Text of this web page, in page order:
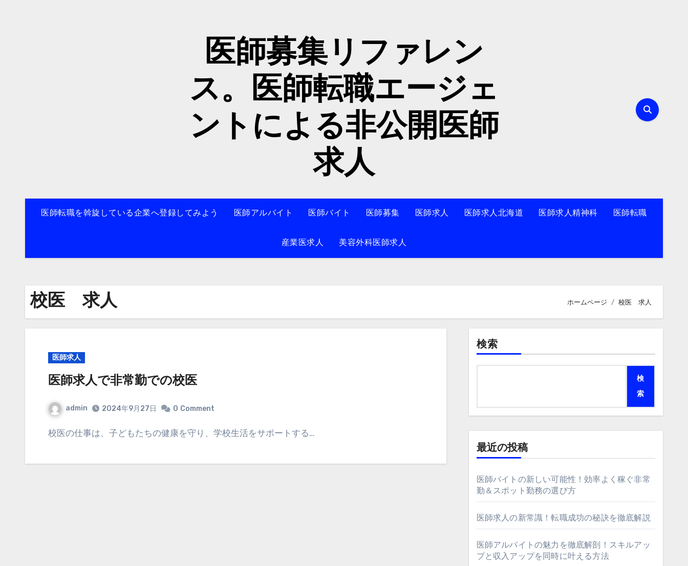
医師募集リファレン
ス。医師転職エージェ
ントによる非公開医師
求人
医師転職を斡旋している企業へ登録してみよう 医師アルバイト 医師バイト 医師募集 医師求人 医師求人北海道 医師求人精神科 医師転職
産業医求人 美容外科医師求人
校医 求人 ホームページ 校医 求人
医師求人
医師求人で非常勤での校医
admin 2024年9月27日 0 Comment
校医の仕事は、子どもたちの健康を守り、学校生活をサポートする…
検索
検
索
最近の投稿
医師バイトの新しい可能性！効率よく稼ぐ非常
勤＆スポット勤務の選び方
医師求人の新常識！転職成功の秘訣を徹底解説
医師アルバイトの魅力を徹底解剖！スキルアッ
プと収入アップを同時に叶える方法